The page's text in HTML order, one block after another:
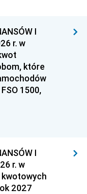
I
r. w
które
1500,
I
r. w
2027